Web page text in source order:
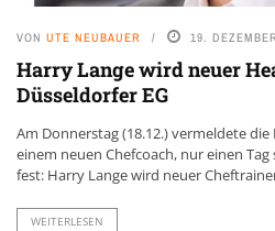
VON UTE NEUBAUER 19.
Harry Lange wird neuer
Düsseldorfer EG
Am Donnerstag (18.12.) vermeldete die
einem neuen Chefcoach, nur einen
fest: Harry Lange wird neuer
WEITERLESEN